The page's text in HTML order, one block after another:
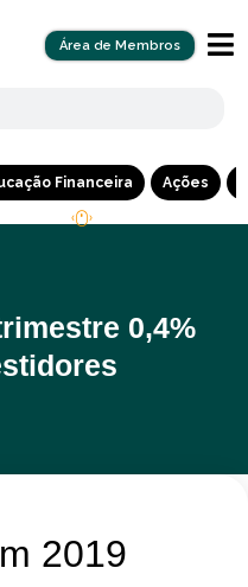
Área de Membros
Financeira Ações
0,4%
2019